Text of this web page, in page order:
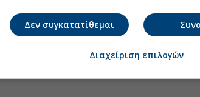
Δεν συγκατατίθεμαι
Διαχείριση επιλογών